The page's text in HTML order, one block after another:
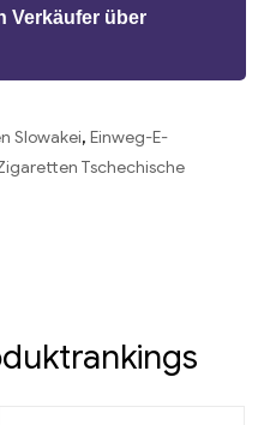
Verkäufer über
Slowakei, Einweg-E-
Tschechische